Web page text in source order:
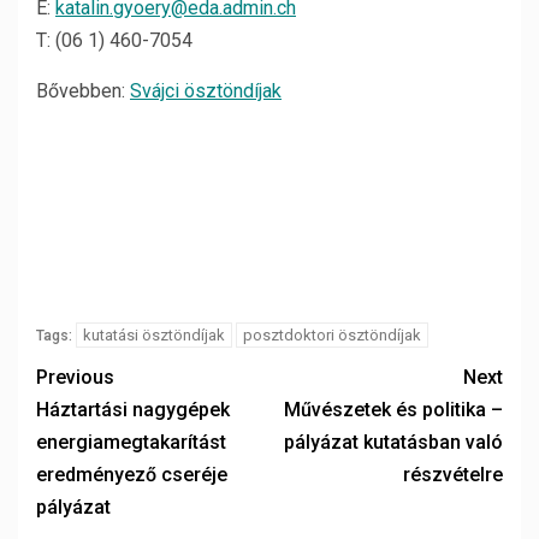
E: katalin.gyoery@eda.admin.ch
T: (06 1) 460-7054
Bővebben: Svájci ösztöndíjak
Tags: kutatási ösztöndíjak posztdoktori ösztöndíjak
Previous
Háztartási nagygépek
energiamegtakarítást
eredményező cseréje
pályázat
Next
Művészetek és politika –
pályázat kutatásban való
részvételre